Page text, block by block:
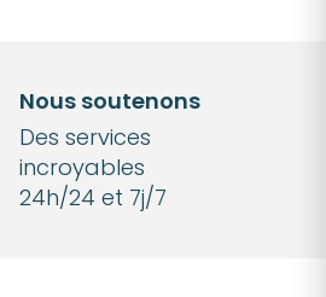
Nous soutenons
Des services
incroyables
24h/24 et 7j/7